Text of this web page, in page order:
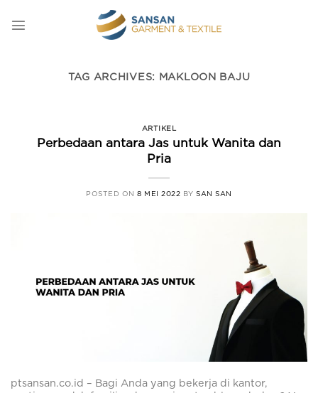
content
TAG ARCHIVES: MAKLOON BAJU
ARTIKEL
Perbedaan antara Jas untuk Wanita dan
Pria
POSTED ON8 MEI 2022 BYSAN SAN
ptsansan.co.id – Bagi Anda yang bekerja di kantor,